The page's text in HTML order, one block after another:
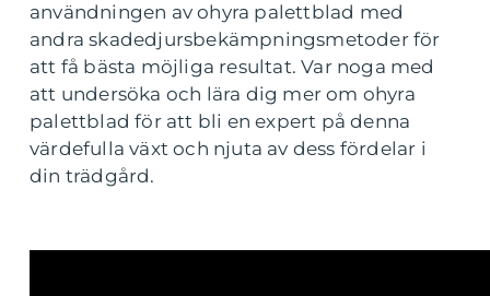
användningen av ohyra palettblad med
andra skadedjursbekämpningsmetoder för
att få bästa möjliga resultat. Var noga med
att undersöka och lära dig mer om ohyra
palettblad för att bli en expert på denna
värdefulla växt och njuta av dess fördelar i
din trädgård.